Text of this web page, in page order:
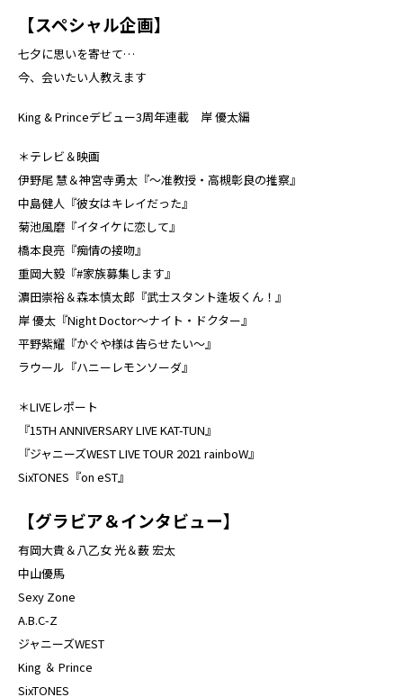
【スペシャル企画】
七夕に思いを寄せて…
今、会いたい人教えます
King & Princeデビュー3周年連載 岸 優太編
＊テレビ＆映画
伊野尾 慧＆神宮寺勇太『～准教授・高槻彰良の推察』
中島健人『彼女はキレイだった』
菊池風磨『イタイケに恋して』
橋本良亮『痴情の接吻』
重岡大毅『#家族募集します』
濵田崇裕＆森本慎太郎『武士スタント逢坂くん！』
岸 優太『Night Doctor～ナイト・ドクター』
平野紫耀『かぐや様は告らせたい～』
ラウール『ハニーレモンソーダ』
＊LIVEレポート
『15TH ANNIVERSARY LIVE KAT-TUN』
『ジャニーズWEST LIVE TOUR 2021 rainboW』
SixTONES『on eST』
【グラビア＆インタビュー】
有岡大貴＆八乙女 光＆薮 宏太
中山優馬
Sexy Zone
A.B.C-Z
ジャニーズWEST
King ＆ Prince
SixTONES